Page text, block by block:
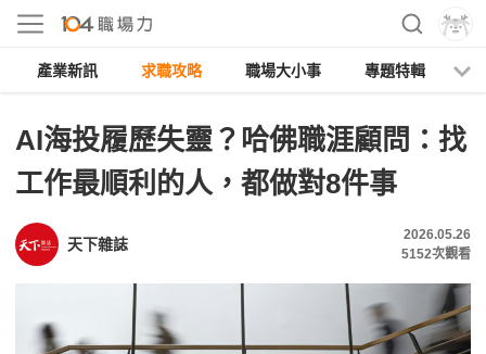
產業新訊 求職攻略 職場大小事 專題特輯
AI海投履歷失靈？哈佛職涯顧問：找
工作最順利的人，都做對8件事
天下雜誌
2026.05.26
5152次觀看